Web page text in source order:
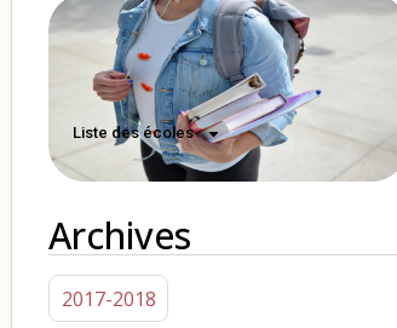
Liste des écoles
Archives
2017-2018